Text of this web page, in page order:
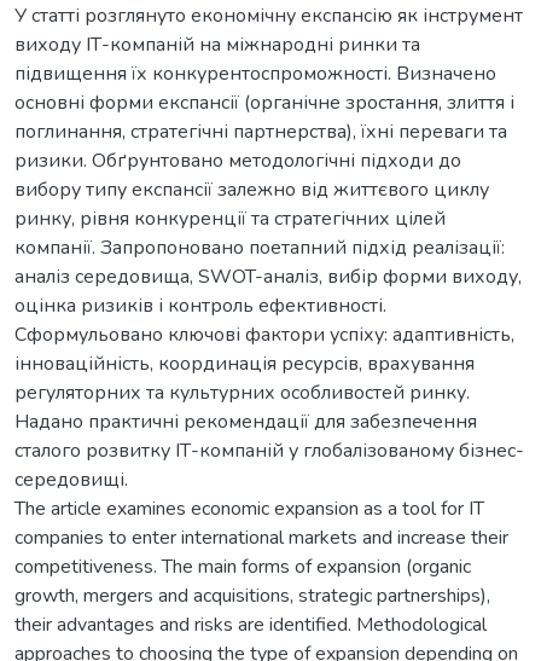
У статті розглянуто економічну експансію як інструмент
виходу ІТ-компаній на міжнародні ринки та
підвищення їх конкурентоспроможності. Визначено
основні форми експансії (органічне зростання, злиття і
поглинання, стратегічні партнерства), їхні переваги та
ризики. Обґрунтовано методологічні підходи до
вибору типу експансії залежно від життєвого циклу
ринку, рівня конкуренції та стратегічних цілей
компанії. Запропоновано поетапний підхід реалізації:
аналіз середовища, SWOT-аналіз, вибір форми виходу,
оцінка ризиків і контроль ефективності.
Сформульовано ключові фактори успіху: адаптивність,
інноваційність, координація ресурсів, врахування
регуляторних та культурних особливостей ринку.
Надано практичні рекомендації для забезпечення
сталого розвитку ІТ-компаній у глобалізованому бізнес-
середовищі.
The article examines economic expansion as a tool for IT
companies to enter international markets and increase their
competitiveness. The main forms of expansion (organic
growth, mergers and acquisitions, strategic partnerships),
their advantages and risks are identified. Methodological
approaches to choosing the type of expansion depending on